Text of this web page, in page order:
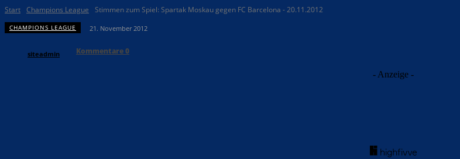
Start Champions League Stimmen zum Spiel: Spartak Moskau gegen FC Barcelona - 20.11.2012
CHAMPIONS LEAGUE 21. November 2012
siteadmin Kommentare0
- Anzeige -